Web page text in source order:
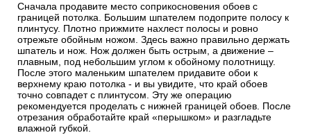
Сначала продавите место соприкосновения обоев с
границей потолка. Большим шпателем подоприте полосу к
плинтусу. Плотно прижмите нахлест полосы и ровно
отрежьте обойным ножом. Здесь важно правильно держать
шпатель и нож. Нож должен быть острым, а движение –
плавным, под небольшим углом к обойному полотнищу.
После этого маленьким шпателем придавите обои к
верхнему краю потолка - и вы увидите, что край обоев
точно совпадет с плинтусом. Эту же операцию
рекомендуется проделать с нижней границей обоев. После
отрезания обработайте край «перышком» и разгладьте
влажной губкой.